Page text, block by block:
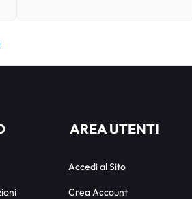
AREA UTENTI
Accedi al Sito
Crea Account